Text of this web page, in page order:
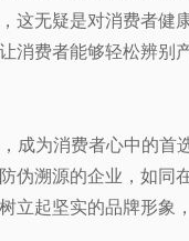
这无疑是对消费者健
消费者能够轻松辨别
成为消费者心中的首
伪溯源的企业，如同
立起坚实的品牌形象